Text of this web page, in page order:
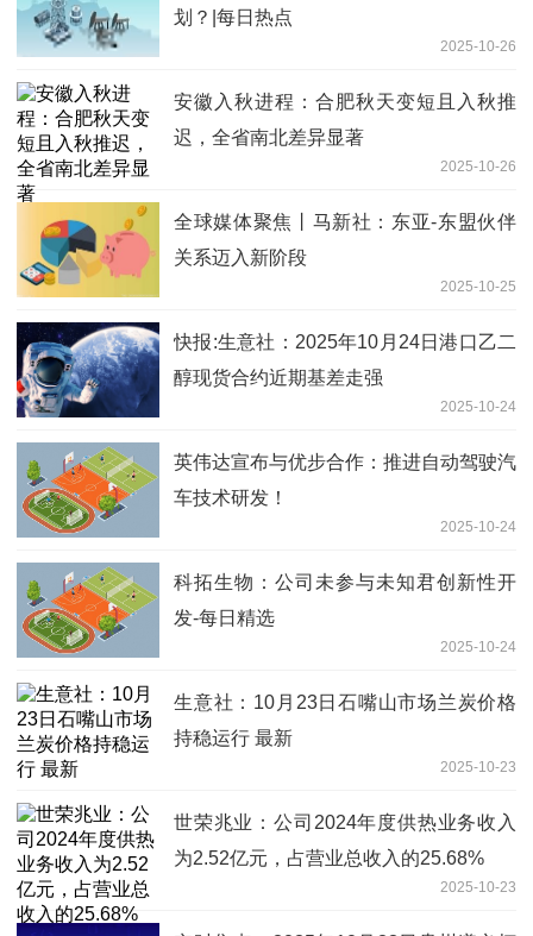
划？|每日热点
2025-10-26
安徽入秋进程：合肥秋天变短且入秋推
迟，全省南北差异显著
2025-10-26
全球媒体聚焦丨马新社：东亚-东盟伙伴
关系迈入新阶段
2025-10-25
快报:生意社：2025年10月24日港口乙二
醇现货合约近期基差走强
2025-10-24
英伟达宣布与优步合作：推进自动驾驶汽
车技术研发！
2025-10-24
科拓生物：公司未参与未知君创新性开
发-每日精选
2025-10-24
生意社：10月23日石嘴山市场兰炭价格
持稳运行 最新
2025-10-23
世荣兆业：公司2024年度供热业务收入
为2.52亿元，占营业总收入的25.68%
2025-10-23